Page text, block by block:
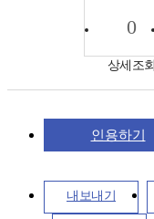
0
상세조회
인용하기
내보내기